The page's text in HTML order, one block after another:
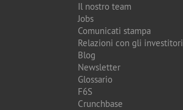
Il nostro team
Jobs
Comunicati stampa
Relazioni con gli investitori
Blog
Newsletter
Glossario
F6S
Crunchbase